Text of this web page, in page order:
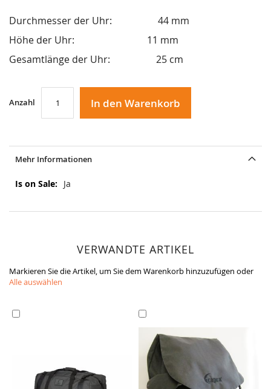
Durchmesser der Uhr: 44 mm
Höhe der Uhr: 11 mm
Gesamtlänge der Uhr: 25 cm
Anzahl In den Warenkorb
Mehr Informationen
Mehr
Ja
VERWANDTE ARTIKEL
Markieren Sie die Artikel, um Sie dem Warenkorb hinzuzufügen oder
Alle auswählen
Warenkorb